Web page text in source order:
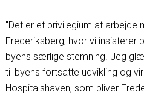
"Det er et privilegium at arbejde
Frederiksberg, hvor vi insisterer
byens særlige stemning. Jeg
til byens fortsatte udvikling og
Hospitalshaven, som bliver